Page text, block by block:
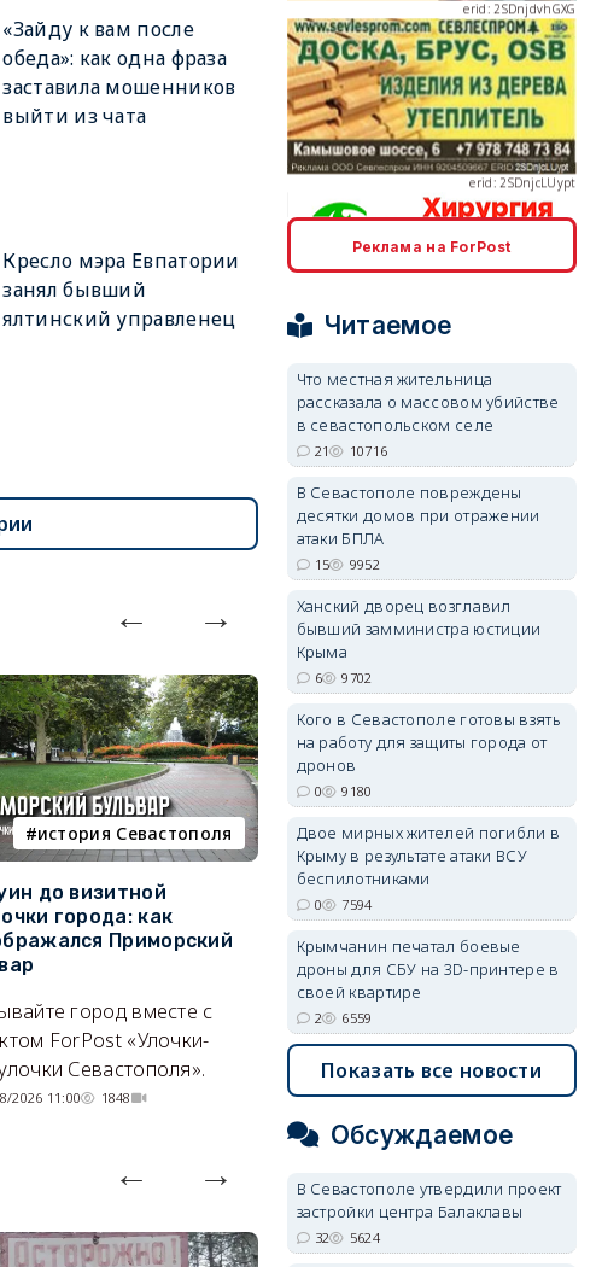
«Зайду к вам после
обеда»: как одна фраза
заставила мошенников
выйти из чата
Кресло мэра Евпатории
занял бывший
ялтинский управленец
история Севастополя
до визитной
города: как
Приморский
город вместе с
ForPost «Улочки-
Севастополя».
2026 11:00 1848
недвижимость
ЮФО по падению
строительства, но с одним
позитивным нюансом
Кризис ударил по регионам
совершенно по-разному.
07/08/2026 20:02 4249
erid: 2SDnjcLUypt
erid: 2SDnjcrDNw6
Реклама на ForPost
Читаемое
Что местная жительница
рассказала о массовом убийстве
в севастопольском селе
21 10716
В Севастополе повреждены
десятки домов при отражении
атаки БПЛА
15 9952
Ханский дворец возглавил
бывший замминистра юстиции
Крыма
6 9702
Кого в Севастополе готовы взять
на работу для защиты города от
дронов
0 9180
Двое мирных жителей погибли в
Крыму в результате атаки ВСУ
беспилотниками
0 7594
Крымчанин печатал боевые
дроны для СБУ на 3D-принтере в
своей квартире
2 6559
Показать все новости
Обсуждаемое
В Севастополе утвердили проект
застройки центра Балаклавы
32 5624